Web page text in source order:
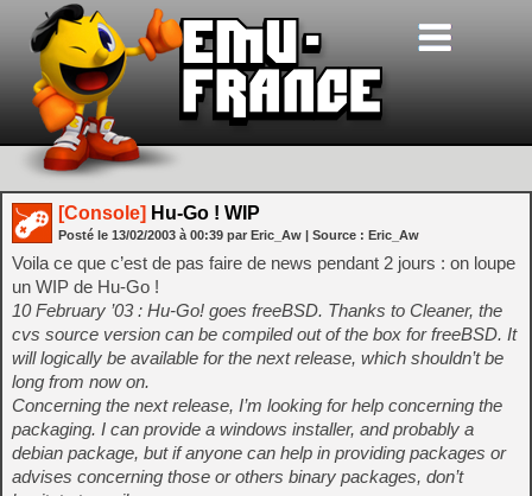
[Console] Hu-Go ! WIP
Posté le 13/02/2003 à 00:39 par Eric_Aw | Source : Eric_Aw
Voila ce que c’est de pas faire de news pendant 2 jours : on loupe
un WIP de Hu-Go !
10 February ’03 : Hu-Go! goes freeBSD. Thanks to Cleaner, the
cvs source version can be compiled out of the box for freeBSD. It
will logically be available for the next release, which shouldn’t be
long from now on.
Concerning the next release, I’m looking for help concerning the
packaging. I can provide a windows installer, and probably a
debian package, but if anyone can help in providing packages or
advises concerning those or others binary packages, don’t